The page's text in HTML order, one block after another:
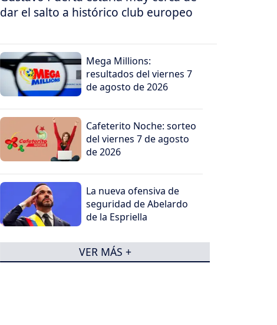
dar el salto a histórico club europeo
Mega Millions:
resultados del viernes 7
de agosto de 2026
Cafeterito Noche: sorteo
del viernes 7 de agosto
de 2026
La nueva ofensiva de
seguridad de Abelardo
de la Espriella
VER MÁS +